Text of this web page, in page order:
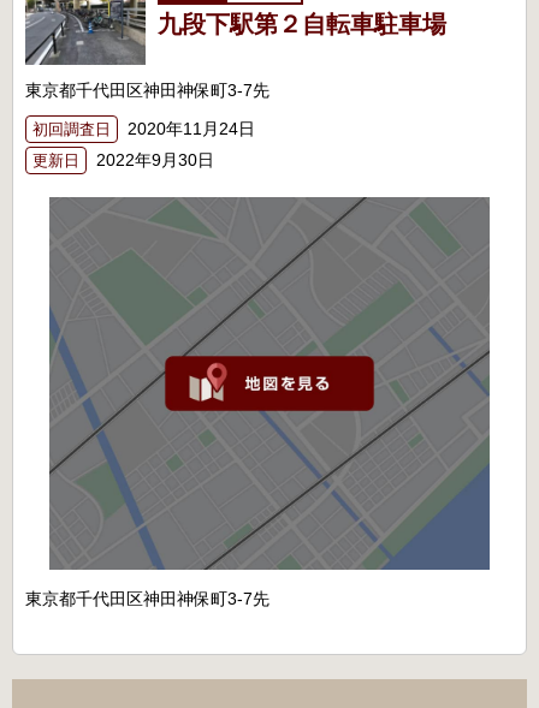
九段下駅第２自転車駐車場
東京都千代田区神田神保町3-7先
初回調査日 2020年11月24日
更新日 2022年9月30日
東京都千代田区神田神保町3-7先